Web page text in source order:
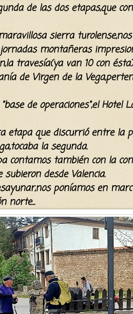
de las dos etapas,que
sierra
jornadas montañeras
travesía(ya van 10 con
de Virgen de la
de operaciones",el Hotel
etapa que discurrió entre la
la segunda.
contamos también con la
subieron desde Valencia.
poníamos en
norte...